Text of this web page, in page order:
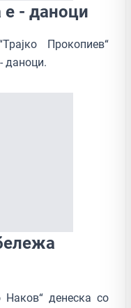
- даноци
Прокопиев“
даноци.
денеска со